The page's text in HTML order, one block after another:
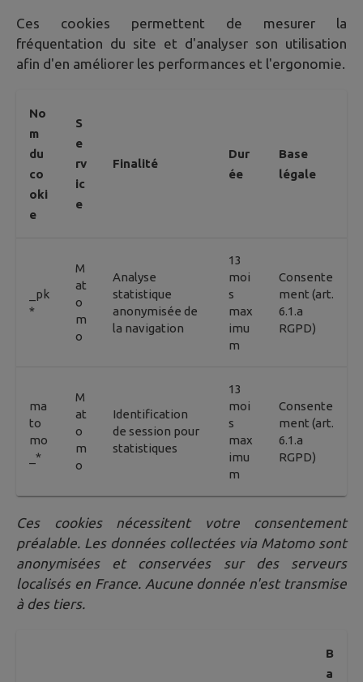
Ces cookies permettent de mesurer la
fréquentation du site et d'analyser son utilisation
afin d'en améliorer les performances et l'ergonomie.
No
m
du
co
oki
e
S
e
rv
ic
e
Finalité
Dur
ée
Base
légale
_pk
*
M
at
o
m
o
Analyse
statistique
anonymisée de
la navigation
13
moi
s
max
imu
m
Consente
ment (art.
6.1.a
RGPD)
ma
to
mo
_*
M
at
o
m
o
Identification
de session pour
statistiques
13
moi
s
max
imu
m
Consente
ment (art.
6.1.a
RGPD)
Ces cookies nécessitent votre consentement
préalable. Les données collectées via Matomo sont
anonymisées et conservées sur des serveurs
localisés en France. Aucune donnée n'est transmise
à des tiers.
B
a